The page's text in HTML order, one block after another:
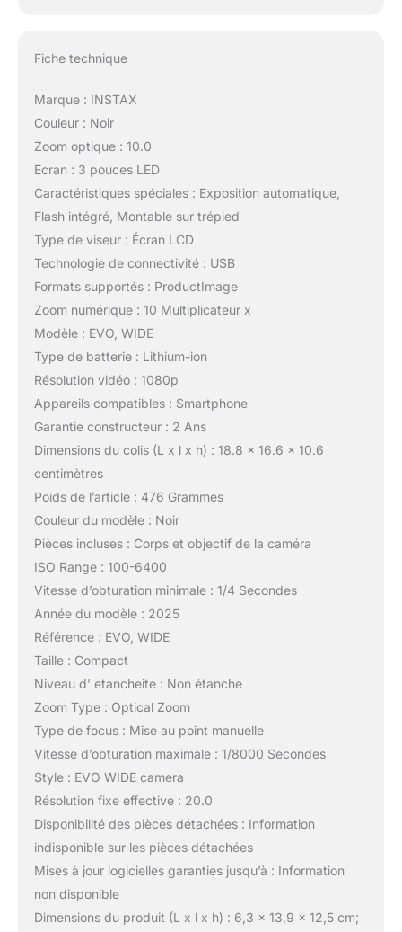
Fiche technique
Marque : INSTAX
Couleur : Noir
Zoom optique : 10.0
Ecran : 3 pouces LED
Caractéristiques spéciales : Exposition automatique,
Flash intégré, Montable sur trépied
Type de viseur : Écran LCD
Technologie de connectivité : USB
Formats supportés : ProductImage
Zoom numérique : 10 Multiplicateur x
Modèle : EVO, WIDE
Type de batterie : Lithium-ion
Résolution vidéo : 1080p
Appareils compatibles : Smartphone
Garantie constructeur : 2 Ans
Dimensions du colis (L x l x h) : 18.8 x 16.6 x 10.6
centimètres
Poids de l’article : 476 Grammes
Couleur du modèle : Noir
Pièces incluses : Corps et objectif de la caméra
ISO Range : 100-6400
Vitesse d’obturation minimale : 1/4 Secondes
Année du modèle : 2025
Référence : EVO, WIDE
Taille : Compact
Niveau d’ etancheite : Non étanche
Zoom Type : Optical Zoom
Type de focus : Mise au point manuelle
Vitesse d’obturation maximale : 1/8000 Secondes
Style : EVO WIDE camera
Résolution fixe effective : 20.0
Disponibilité des pièces détachées : Information
indisponible sur les pièces détachées
Mises à jour logicielles garanties jusqu’à : Information
non disponible
Dimensions du produit (L x l x h) : 6,3 x 13,9 x 12,5 cm;